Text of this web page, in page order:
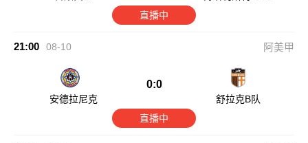
直播中
21:00 08-10 阿美甲
安德拉尼克
0:0
舒拉克B队
直播中